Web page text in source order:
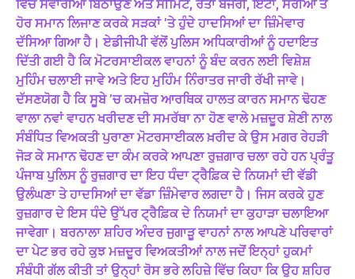
ਵਿੱਚ ਸਵਾਰੀਆਂ ਬਿਠਾਉਣ ਅਤੇ ਸੀਮਿੰਟ, ਰੇਤਾ ਬਜਰੀ, ਇੱਟਾਂ, ਸਰੀਆ ਤੇ
ਹੋਰ ਸਮਾਨ ਲਿਜਾਣ ਕਰਕੇ ਸੜਕਾਂ ’ਤੇ ਹੁੰਦੇ ਹਾਦਸਿਆਂ ਦਾ ਜ਼ਿੰਮੇਵਾਰ
ਦੱਸਿਆ ਗਿਆ ਹੈ। ਏਡੀਜੀਪੀ ਵੱਲੋਂ ਪੁਲਿਸ ਅਧਿਕਾਰੀਆਂ ਨੂੰ ਹਦਾਇਤ
ਦਿੱਤੀ ਗਈ ਹੈ ਕਿ ਮੋਟਰਸਾਈਕਲ ਵਾਹਨਾਂ ਨੂੰ ਬੰਦ ਕਰਨ ਲਈ ਵਿਸ਼ੇਸ਼
ਮੁਹਿੰਮ ਚਲਾਈ ਜਾਵੇ ਅਤੇ ਇਹ ਮੁਹਿੰਮ ਨਿੰਰਾਤਰ ਜਾਰੀ ਰੱਖੀ ਜਾਵੇ।
ਦੱਸਣਯੋਗ ਹੈ ਕਿ ਸੂਬੇ ’ਚ ਕਮਜ਼ੋਰ ਆਰਥਿਕ ਹਾਲਤ ਕਾਰਨ ਸਮਾਨ ਢੋਹਣ
ਵਾਲਾ ਨਵਾਂ ਵਾਹਨ ਖਰੀਦਣ ਦੀ ਸਮਰੱਥਾ ਨਾ ਹੋਣ ਵਾਲੇ ਮਜ਼ਦੂਰ ਸ਼ੇਣੀ ਨਾਲ
ਸੰਬੰਧਿਤ ਵਿਅਕਤੀ ਪੁਰਾਣਾ ਮੋਟਰਸਾਈਕਲ ਖ਼ਰੀਦ ਕੇ ਉਸ ਮਗਰ ਰੇਹੜੀ
ਜੋੜ ਕੇ ਸਮਾਨ ਢੋਹਣ ਦਾ ਕੰਮ ਕਰਕੇ ਆਪਣਾ ਰੁਜ਼ਗਾਰ ਚਲਾ ਰਹੇ ਹਨ ਪ੍ਰੰਤੂ
ਪੰਜਾਬ ਪੁਲਿਸ ਨੂੰ ਰੁਜ਼ਗਾਰ ਦਾ ਇਹ ਧੰਦਾ ਟ੍ਰੈਫ਼ਿਕ ਦੇ ਨਿਯਮਾਂ ਦੀ ਵੱਡੀ
ਉਲੰਘਣਾ ਤੇ ਹਾਦਸਿਆਂ ਦਾ ਵੱਡਾ ਜ਼ਿੰਮੇਵਾਰ ਲਗਦਾ ਹੈ। ਜਿਸ ਕਰਕੇ ਹੁਣ
ਰੁਜ਼ਗਾਰ ਦੇ ਇਸ ਧੰਦੇ ਉੱਪਰ ਟ੍ਰੈਫ਼ਿਕ ਦੇ ਨਿਯਮਾਂ ਦਾ ਕੁਹਾੜਾ ਚਲਾਇਆ
ਜਾਵੇਗਾ। ਬਰਨਾਲਾ ਸ਼ਹਿਰ ਅੰਦਰ ਜੁਗਾੜੂ ਵਾਹਨਾਂ ਨਾਲ ਆਪਣੇ ਪਰਿਵਾਰਾਂ
ਦਾ ਪੇਟ ਭਰ ਰਹੇ ਕੁਝ ਮਜ਼ਦੂਰ ਵਿਅਕਤੀਆਂ ਨਾਲ ਜਦੋਂ ਇਨ੍ਹਾਂ ਹੁਕਮਾਂ
ਸੰਬੰਧੀ ਗੱਲ ਕੀਤੀ ਤਾਂ ਉਨ੍ਹਾਂ ਰੋਸ ਭਰੇ ਲਹਿਜ਼ੇ ਵਿੱਚ ਕਿਹਾ ਕਿ ਉਹ ਸ਼ਹਿਰ